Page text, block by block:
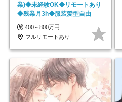
業)◆未経験OK◆リモートあり
◆残業月3h◆服装髪型自由
400～800万円
フルリモートあり